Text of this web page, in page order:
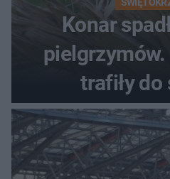
Konar
trafiły do